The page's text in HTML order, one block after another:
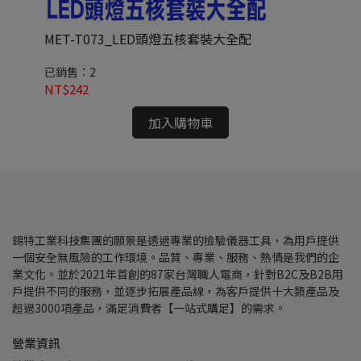
MET-T073_LED頭燈五核套裝大全配
已銷售：2
NT$242
加入購物車
錫特工業科技集團的願景是透過專業的檢驗儀器工具，為用戶提供
一個安全無風險的工作環境。品質、專業、服務、熱情是我們的企
業文化。並於2021年首創的87家台灣職人電商，針對B2C及B2B用
戶提供不同的服務，並逐步拓展產品線，為客戶提供十大類產品及
超過3000項產品，滿足消費者【一站式購足】的需求。
營業資訊